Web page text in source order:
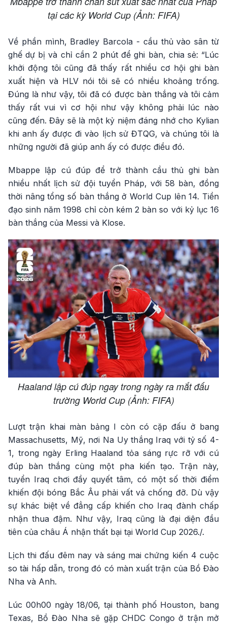
tại các kỳ World Cup (Ảnh: FIFA)
Về phần mình, Bradley Barcola - cầu thủ vào sân từ
ghế dự bị và chỉ cần 2 phút để ghi bàn, chia sẻ: “Lúc
khởi động tôi cũng đã thấy rất nhiều cơ hội ghi bàn
xuất hiện và HLV nói tôi sẽ có nhiều khoảng trống.
Đúng là như vậy, tôi đã có được bàn thắng và tôi cảm
thấy rất vui vì cơ hội như vậy không phải lúc nào
cũng đến. Đây sẽ là một kỷ niệm đáng nhớ cho Kylian
khi anh ấy được đi vào lịch sử ĐTQG, và chúng tôi là
những người đã giúp anh ấy có được điều đó.
Mbappe lập cú đúp để trở thành cầu thủ ghi bàn
nhiều nhất lịch sử đội tuyển Pháp, với 58 bàn, đồng
thời nâng tổng số bàn thắng ở World Cup lên 14. Tiền
đạo sinh năm 1998 chỉ còn kém 2 bàn so với kỷ lục 16
bàn thắng của Messi và Klose.
Haaland lập cú đúp ngay trong ngày ra mắt đấu
trường World Cup (Ảnh: FIFA)
Lượt trận khai màn bảng I còn có cặp đấu ở bang
Massachusetts, Mỹ, nơi Na Uy thắng Iraq với tỷ số 4-
1, trong ngày Erling Haaland tỏa sáng rực rỡ với cú
đúp bàn thắng cùng một pha kiến tạo. Trận này,
tuyển Iraq chơi đầy quyết tâm, có một số thời điểm
khiến đội bóng Bắc Âu phải vất vả chống đỡ. Dù vậy
sự khác biệt về đẳng cấp khiến cho Iraq đành chấp
nhận thua đậm. Như vậy, Iraq cũng là đại diện đầu
tiên của châu Á nhận thất bại tại World Cup 2026./.
Lịch thi đấu đêm nay và sáng mai chứng kiến 4 cuộc
so tài hấp dẫn, trong đó có màn xuất trận của Bồ Đào
Nha và Anh.
Lúc 00h00 ngày 18/06, tại thành phố Houston, bang
Texas, Bồ Đào Nha sẽ gặp CHDC Congo ở trận mở